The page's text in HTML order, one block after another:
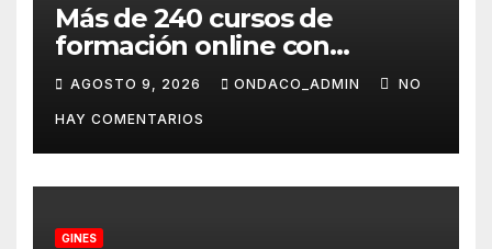
Más de 240 cursos de
formación online con
certificación oficial,
disponibles desde
septiembre a través del
programa Aula Mentor en
Lebrija
AGOSTO 9, 2026 ONDACO_ADMIN NO
HAY COMENTARIOS
GINES